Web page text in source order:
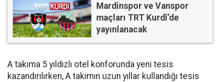
Mardinspor ve Vanspor
maçları TRT Kurdî’de
yayınlanacak
A takıma 5 yıldızlı otel konforunda yeni tesis
kazandırılırken, A takımın uzun yıllar kullandığı tesis